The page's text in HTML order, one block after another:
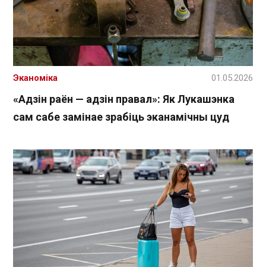
«Адзін раён — адзін правал»: Як Лукашэнка
сам сабе замінае зрабіць эканамічны цуд
Эканоміка 01.05.2026